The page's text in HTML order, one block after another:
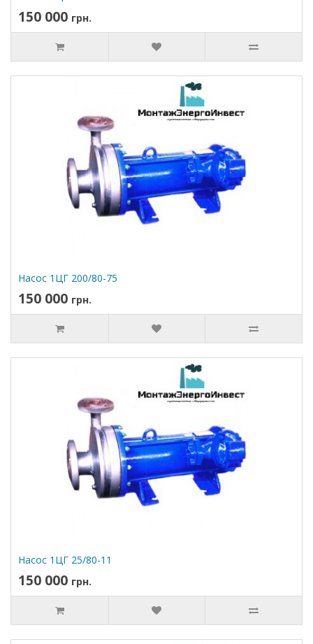
150 000 грн.
Насос 1ЦГ 200/80-75
150 000 грн.
Насос 1ЦГ 25/80-11
150 000 грн.